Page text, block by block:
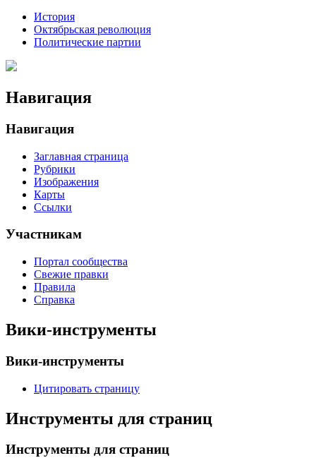
История
Октябрьская революция
Политические партии
Навигация
Навигация
Заглавная страница
Рубрики
Изображения
Карты
Ссылки
Участникам
Портал сообщества
Свежие правки
Правила
Справка
Вики-инструменты
Вики-инструменты
Цитировать страницу
Инструменты для страниц
Инструменты для страниц